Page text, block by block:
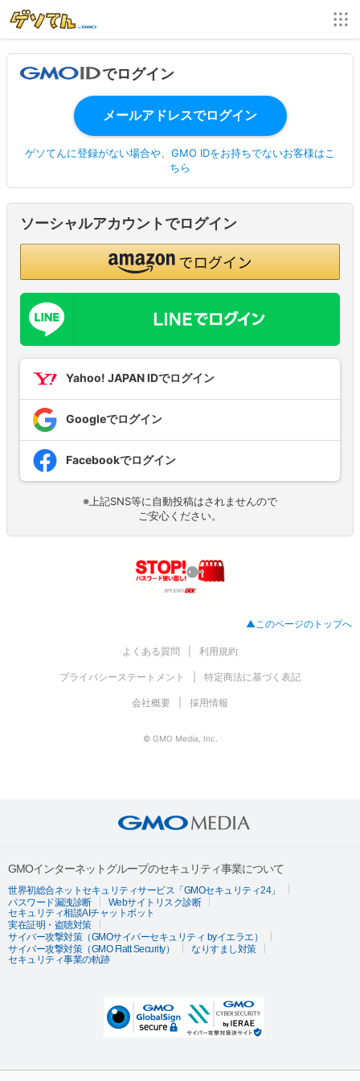
でログイン
ゲソてんに登録がない場合や、GMO IDをお持ちでないお客様はこ
ちら
ソーシャルアカウントでログイン
Yahoo! JAPAN IDでログイン
Googleでログイン
Facebookでログイン
※上記SNS等に自動投稿はされませんので
ご安心ください。
▲このページのトップへ
よくある質問 利用規約
プライバシーステートメント 特定商法に基づく表記
会社概要 採用情報
© GMO Media, Inc.
GMOインターネットグループのセキュリティ事業について
世界初総合ネットセキュリティサービス「GMOセキュリティ24」
パスワード漏洩診断
Webサイトリスク診断
セキュリティ相談AIチャットボット
実在証明・盗聴対策
サイバー攻撃対策（GMOサイバーセキュリティ byイエラエ）
サイバー攻撃対策（GMO Flatt Security）
なりすまし対策
セキュリティ事業の軌跡